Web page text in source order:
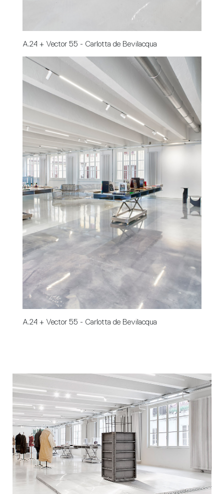
A.24 + Vector 55 - Carlotta de Bevilacqua
A.24 + Vector 55 - Carlotta de Bevilacqua